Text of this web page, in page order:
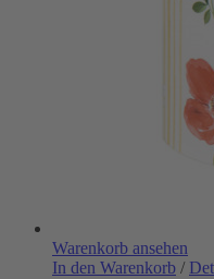
Warenkorb ansehen
In den Warenkorb /